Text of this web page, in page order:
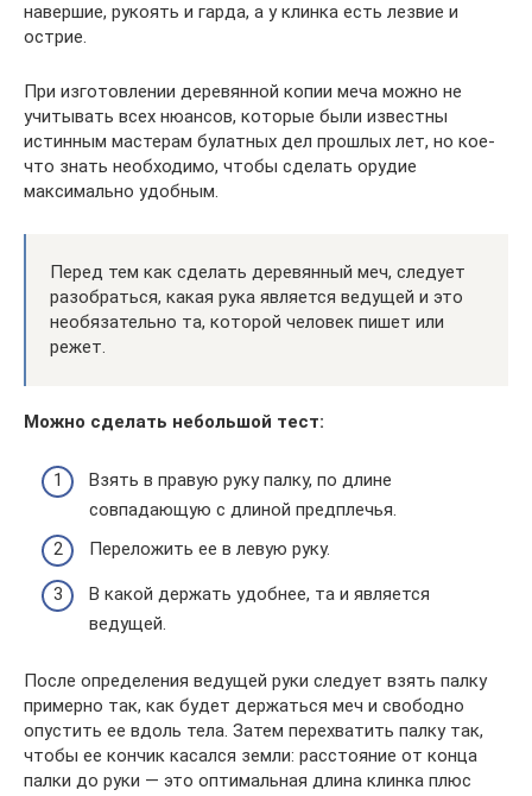
навершие, рукоять и гарда, а у клинка есть лезвие и
острие.
При изготовлении деревянной копии меча можно не
учитывать всех нюансов, которые были известны
истинным мастерам булатных дел прошлых лет, но кое-
что знать необходимо, чтобы сделать орудие
максимально удобным.
Перед тем как сделать деревянный меч, следует
разобраться, какая рука является ведущей и это
необязательно та, которой человек пишет или
режет.
Можно сделать небольшой тест:
Взять в правую руку палку, по длине
совпадающую с длиной предплечья.
Переложить ее в левую руку.
В какой держать удобнее, та и является
ведущей.
После определения ведущей руки следует взять палку
примерно так, как будет держаться меч и свободно
опустить ее вдоль тела. Затем перехватить палку так,
чтобы ее кончик касался земли: расстояние от конца
палки до руки — это оптимальная длина клинка плюс